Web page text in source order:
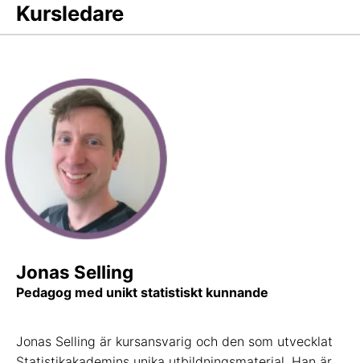
Kursledare
Jonas Selling
Pedagog med unikt statistiskt kunnande
Jonas Selling är kursansvarig och den som utvecklat